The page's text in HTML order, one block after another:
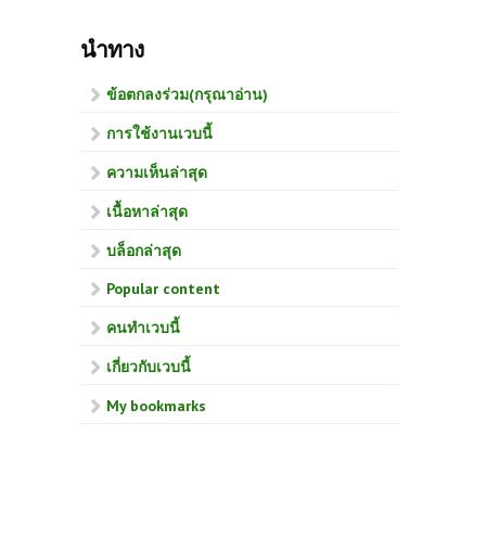
นำทาง
ข้อตกลงร่วม(กรุณาอ่าน)
การใช้งานเวบนี้
ความเห็นล่าสุด
เนื้อหาล่าสุด
บล็อกล่าสุด
Popular content
คนทำเวบนี้
เกี่ยวกับเวบนี้
My bookmarks